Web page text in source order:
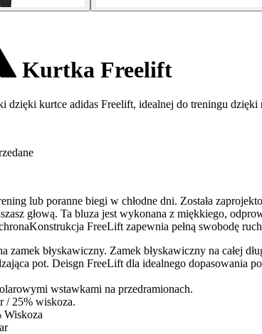
Kurtka Freelift
dzięki kurtce adidas Freelift, idealnej do treningu dzięki
lub poranne biegi w chłodne dni. Została
głową. Ta bluza jest wykonana z miękkiego,
FreeLift zapewnia pełną swobodę
zamek błyskawiczny. Zamek błyskawiczny na całej
pot. Deisgn FreeLift dla idealnego dopasowania
wstawkami na przedramionach.
/ 25% wiskoza.
Wiskoza